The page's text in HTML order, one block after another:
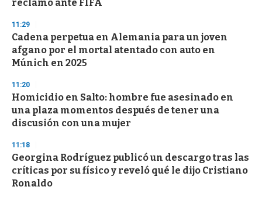
reclamo ante FIFA
11:29
Cadena perpetua en Alemania para un joven
afgano por el mortal atentado con auto en
Múnich en 2025
11:20
Homicidio en Salto: hombre fue asesinado en
una plaza momentos después de tener una
discusión con una mujer
11:18
Georgina Rodríguez publicó un descargo tras las
críticas por su físico y reveló qué le dijo Cristiano
Ronaldo